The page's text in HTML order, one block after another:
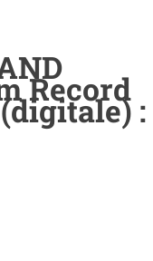
Record
: